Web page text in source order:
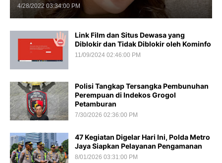
4/28/2022 03:34:00 PM
Link Film dan Situs Dewasa yang
Diblokir dan Tidak Diblokir oleh Kominfo
11/09/2024 02:46:00 PM
Polisi Tangkap Tersangka Pembunuhan
Perempuan di Indekos Grogol
Petamburan
7/30/2026 02:36:00 PM
47 Kegiatan Digelar Hari Ini, Polda Metro
Jaya Siapkan Pelayanan Pengamanan
8/01/2026 03:31:00 PM